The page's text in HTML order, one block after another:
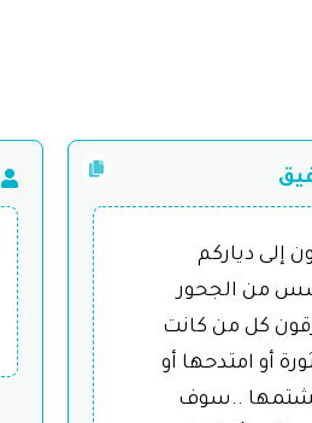
إلى دياركم
من الجحور
كل من كانت
أو امتدحها أو
يشتمها ..سوف